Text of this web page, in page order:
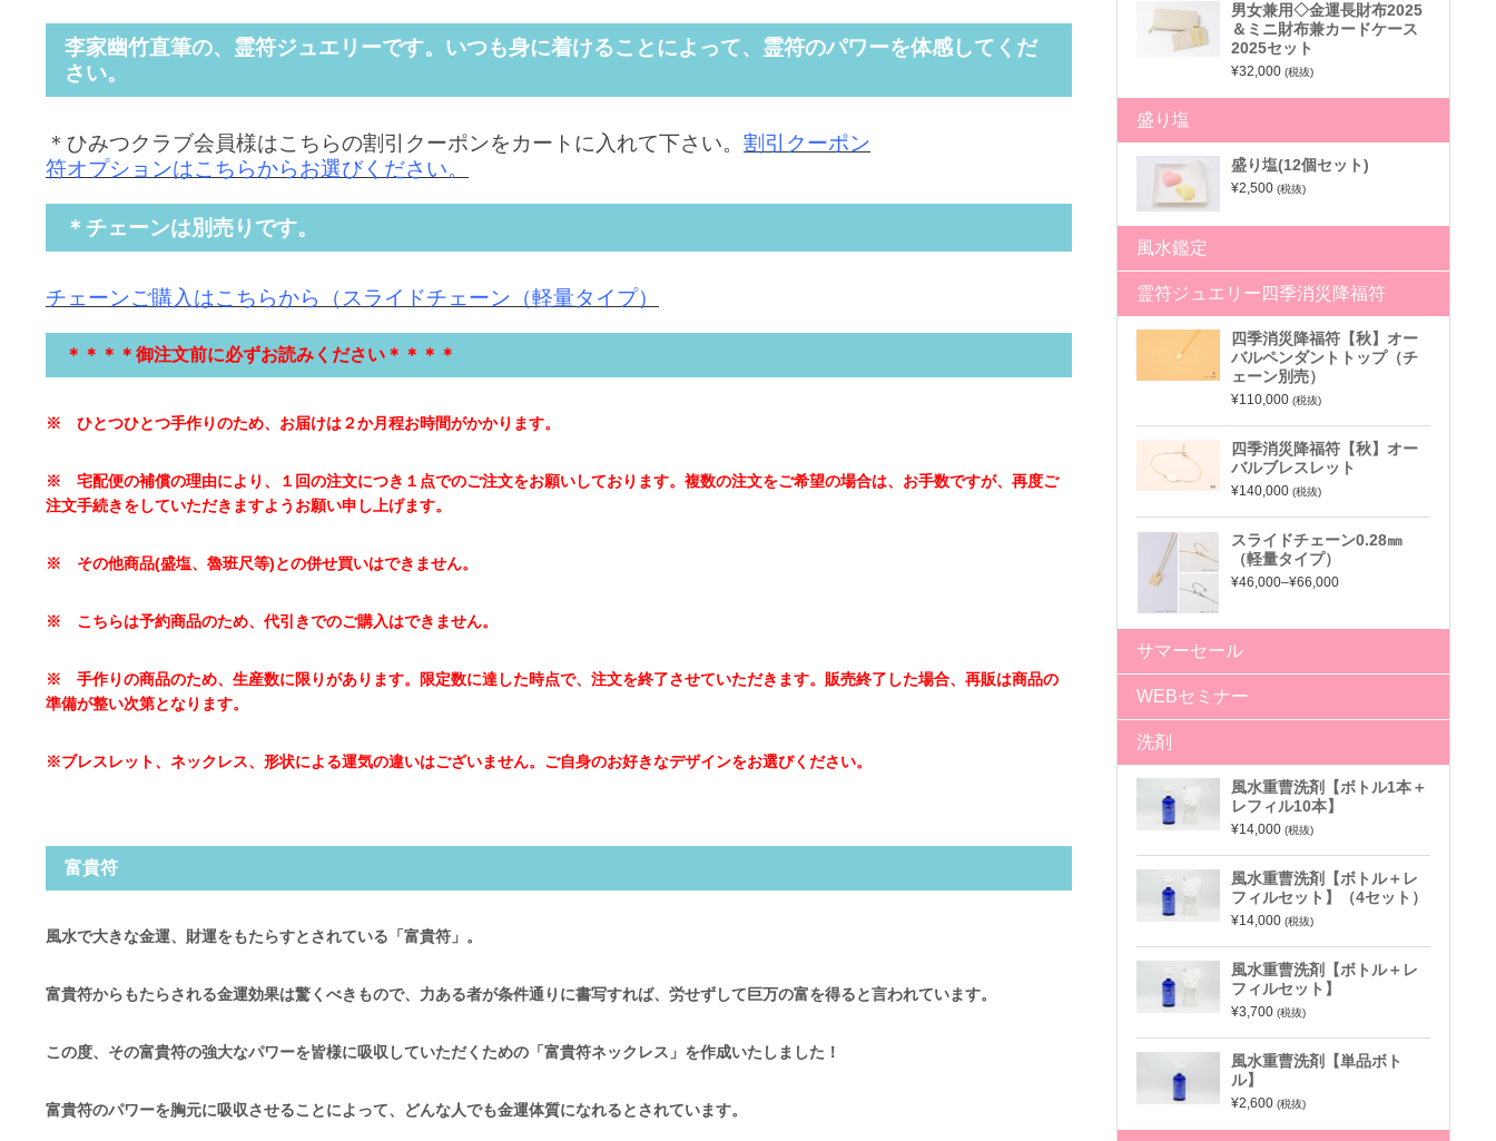
李家幽竹直筆の、霊符ジュエリーです。 いつも身に着けることによって、霊符のパワーを体感してくだ
さい。
＊ひみつクラブ会員様はこちらの割引クーポンをカートに入れて下さい。 割引クーポン
符オプションはこちらからお選びください。
＊チェーンは別売りです。
チェーンご購入はこちらから（スライドチェーン（軽量タイプ）
＊＊＊＊御注文前に必ずお読みください＊＊＊＊
※ ひとつひとつ手作りのため、お届けは２か月程お時間がかかります。
※ 宅配便の補償の理由により、１回の注文につき１点でのご注文をお願いしております。複数の注文をご希望の場合は、お手数ですが、再度ご
注文手続きをしていただきますようお願い申し上げます。
※ その他商品(盛塩、魯班尺等)との併せ買いはできません。
※ こちらは予約商品のため、代引きでのご購入はできません。
※ 手作りの商品のため、生産数に限りがあります。限定数に達した時点で、注文を終了させていただきます。販売終了した場合、再販は商品の
準備が整い次第となります。
※ブレスレット、ネックレス、形状による運気の違いはございません。ご自身のお好きなデザインをお選びください。
富貴符
風水で大きな金運、財運をもたらすとされている「富貴符」。
富貴符からもたらされる金運効果は驚くべきもので、力ある者が条件通りに書写すれば、労せずして巨万の富を得ると言われています。
この度、その富貴符の強大なパワーを皆様に吸収していただくための「富貴符ネックレス」を作成いたしました！
富貴符のパワーを胸元に吸収させることによって、どんな人でも金運体質になれるとされています。
男女兼用◇金運長財布2025
＆ミニ財布兼カードケース
2025セット
¥32,000 (税抜)
盛り塩
盛り塩(12個セット)
¥2,500 (税抜)
風水鑑定
霊符ジュエリー四季消災降福符
四季消災降福符【秋】オー
バルペンダントトップ（チ
ェーン別売）
¥110,000 (税抜)
四季消災降福符【秋】オー
バルブレスレット
¥140,000 (税抜)
スライドチェーン0.28㎜
（軽量タイプ）
¥46,000–¥66,000
サマーセール
WEBセミナー
洗剤
風水重曹洗剤【ボトル1本＋
レフィル10本】
¥14,000 (税抜)
風水重曹洗剤【ボトル＋レ
フィルセット】（4セット）
¥14,000 (税抜)
風水重曹洗剤【ボトル＋レ
フィルセット】
¥3,700 (税抜)
風水重曹洗剤【単品ボト
ル】
¥2,600 (税抜)